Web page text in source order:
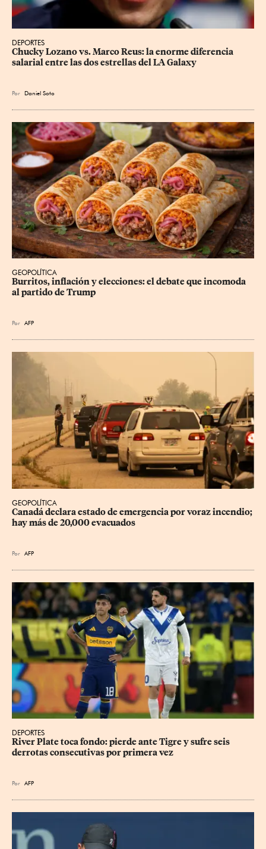
DEPORTES
Chucky Lozano vs. Marco Reus: la enorme diferencia
salarial entre las dos estrellas del LA Galaxy
Por Daniel Soto
GEOPOLÍTICA
Burritos, inflación y elecciones: el debate que incomoda
al partido de Trump
Por AFP
GEOPOLÍTICA
Canadá declara estado de emergencia por voraz incendio;
hay más de 20,000 evacuados
Por AFP
DEPORTES
River Plate toca fondo: pierde ante Tigre y sufre seis
derrotas consecutivas por primera vez
Por AFP